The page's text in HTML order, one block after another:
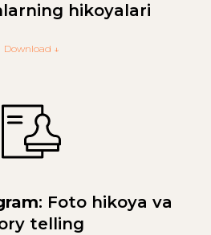
hikoyalari
Download ↓
: Foto hikoya va
telling